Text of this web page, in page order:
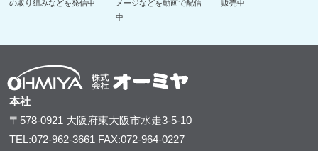
の取り組みなどを発信中
メージなどを動画で配信
中
販売中
本社
〒578-0921 大阪府東大阪市水走3-5-10
TEL:072-962-3661 FAX:072-964-0227